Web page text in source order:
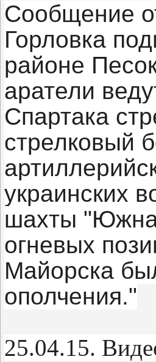
Сообщение
Горловка
районе
аратели
Спартака
стрелковый
украинских
шахты
огневых
Майорска
ополчения."
25.04.15.